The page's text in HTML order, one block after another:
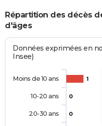
Répartition des décès
d'âges
Données exprimées en
Insee)
1
0
0
Moins de 10 ans
10-20 ans
20-30 ans